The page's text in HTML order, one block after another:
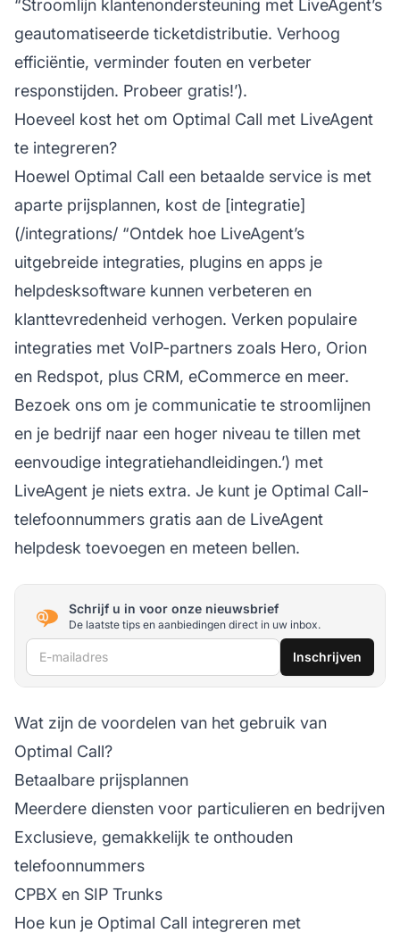
“Stroomlijn klantenondersteuning met LiveAgent’s
geautomatiseerde ticketdistributie. Verhoog
efficiëntie, verminder fouten en verbeter
responstijden. Probeer gratis!’).
Hoeveel kost het om Optimal Call met LiveAgent
te integreren?
Hoewel Optimal Call een betaalde service is met
aparte prijsplannen, kost de [integratie]
(/integrations/ “Ontdek hoe LiveAgent’s
uitgebreide integraties, plugins en apps je
helpdesksoftware kunnen verbeteren en
klanttevredenheid verhogen. Verken populaire
integraties met VoIP-partners zoals Hero, Orion
en Redspot, plus CRM, eCommerce en meer.
Bezoek ons om je communicatie te stroomlijnen
en je bedrijf naar een hoger niveau te tillen met
eenvoudige integratiehandleidingen.’) met
LiveAgent je niets extra. Je kunt je Optimal Call-
telefoonnummers gratis aan de LiveAgent
helpdesk toevoegen en meteen bellen.
Schrijf u in voor onze nieuwsbrief
De laatste tips en aanbiedingen direct in uw inbox.
E-mailadres Inschrijven
Wat zijn de voordelen van het gebruik van
Optimal Call?
Betaalbare prijsplannen
Meerdere diensten voor particulieren en bedrijven
Exclusieve, gemakkelijk te onthouden
telefoonnummers
CPBX en SIP Trunks
Hoe kun je Optimal Call integreren met